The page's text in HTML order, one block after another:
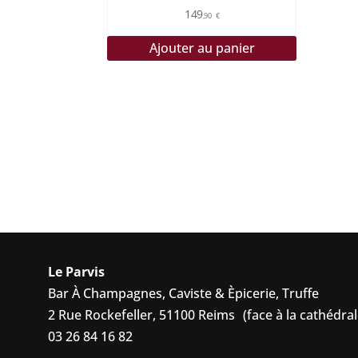
149,90 €
Ajouter au panier
Le Parvis
Bar À Champagnes, Caviste & Èpicerie, Truffe
2 Rue Rockefeller, 51100 Reims (face à la
03 26 84 16 82